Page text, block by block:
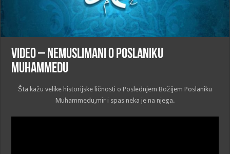
VIDEO – Nemuslimani o Poslaniku
Muhammedu
Šta kažu velike historijske ličnosti o Poslednjem Božijem Poslaniku
Muhammedu,mir i spas neka je na njega.